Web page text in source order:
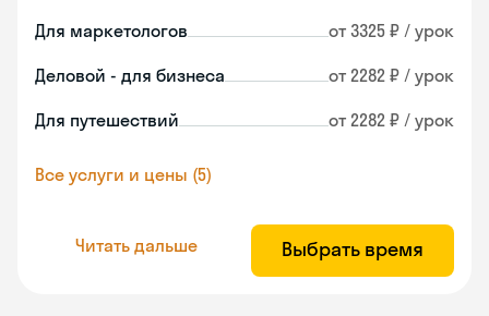
Для маркетологов от 3325 ₽ / урок
Деловой - для бизнеса от 2282 ₽ / урок
Для путешествий от 2282 ₽ / урок
Все услуги и цены (5)
Читать дальше Выбрать время